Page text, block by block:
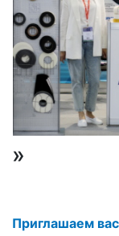
Коронаторы
Новости
Документы
»
Приглашаем